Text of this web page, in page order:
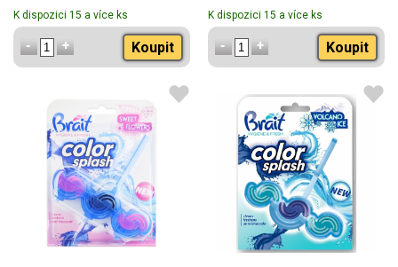
K dispozici 15 a více ks
Koupit
K dispozici 15 a více ks
Koupit